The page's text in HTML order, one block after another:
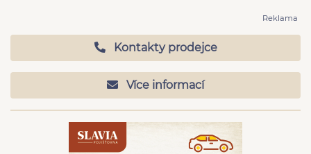
Reklama
Kontakty prodejce
Více informací